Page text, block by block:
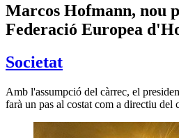
Marcos Hofmann, nou
Federació Europea
Societat
Amb l'assumpció del càrrec, el
farà un pas al costat com a directiu del